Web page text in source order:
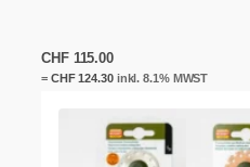
CHF115.00
= CHF124.30inkl. 8.1% MWST